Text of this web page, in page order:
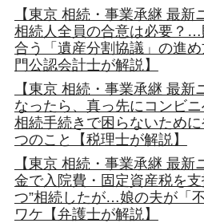
【東京 相続・事業承継 最新
相続人全員の合意は必要？…
合う「遺産分割協議」の進
門公認会計士が解説】
【東京 相続・事業承継 最新
なったら、真っ先にコンビニ
相続手続きで困らないため
つのこと【税理士が解説】
【東京 相続・事業承継 最
金で入院費・固定資産税を
つ”相続したが…娘の夫が「
ワケ【弁護士が解説】